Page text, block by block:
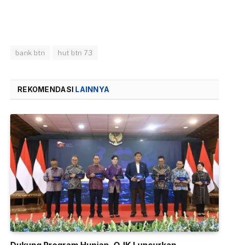
bank btn hut btn 73
REKOMENDASI LAINNYA